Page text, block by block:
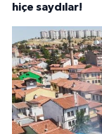
hiçe saydılar!